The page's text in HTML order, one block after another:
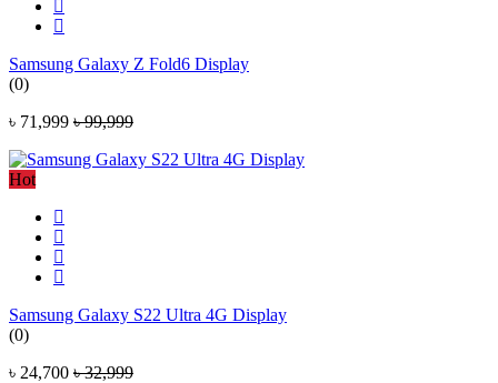
Samsung Galaxy Z Fold6 Display
(0)
৳ 71,999 ৳ 99,999
Hot
Samsung Galaxy S22 Ultra 4G Display
(0)
৳ 24,700 ৳ 32,999